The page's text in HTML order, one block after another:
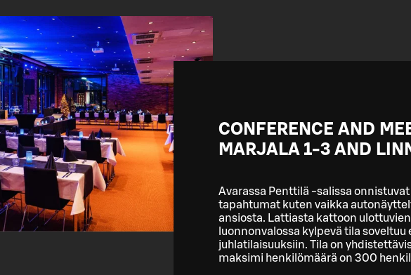
CONFERENCE AND
MARJALA 1-3 AND
Avarassa Penttilä -salissa
tapahtumat kuten vaikka
ansiosta. Lattiasta kattoon
luonnonvalossa kylpevä tila
juhlatilaisuuksiin. Tila on
maksimi henkilömäärä on 300